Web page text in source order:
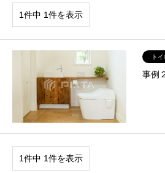
1件中 1件を表示
トイ
事例
1件中 1件を表示